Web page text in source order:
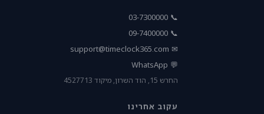
📞 03-7300000
📞 09-7400000
✉
support@timeclock365.com
💬 WhatsApp
החרש 15, הוד השרון, מיקוד 4527713
עקוב אחרינו